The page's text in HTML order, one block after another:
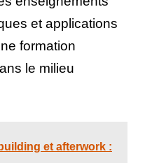
et applications
formation
le milieu
et afterwork :